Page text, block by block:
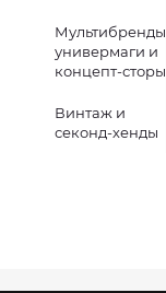
Мультибренды,
универмаги и
концепт-сторы
Винтаж и
секонд-хенды